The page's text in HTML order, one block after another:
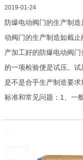
2019-01-24
防爆电动阀门的生产制
动阀门的生产制造如截
产加工好的防爆电动阀
的一项检验便是试压。
是不是合乎生产制造要
标准和常见问题：1、一